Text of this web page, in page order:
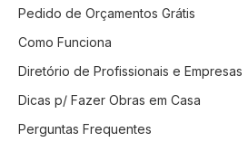
Pedido de Orçamentos Grátis
Como Funciona
Diretório de Profissionais e Empresas
Dicas p/ Fazer Obras em Casa
Perguntas Frequentes